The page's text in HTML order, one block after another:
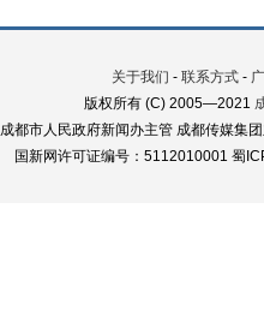
关于我们 - 联系方式 -
版权所有 (C) 2005—2021
成都市人民政府新闻办主管 成都传媒集
国新网许可证编号：5112010001 蜀